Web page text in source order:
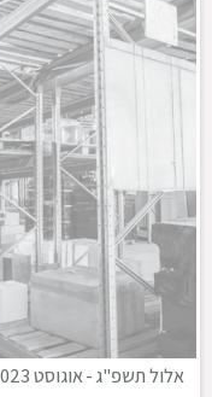
אלול תשפ"ג-אוגוסט 2023